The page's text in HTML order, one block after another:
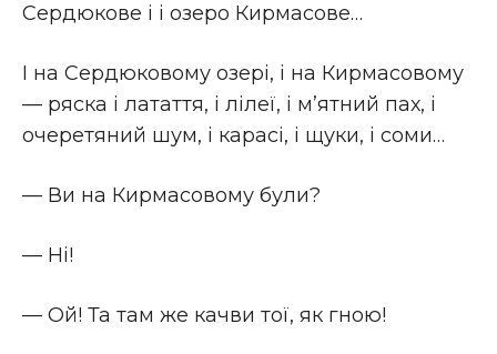
Сердюкове i і озеро Кирмасове…
I на Сердюковому озерi, i на Кирмасовому
— ряска i латаття, i лiлеї, i м’ятний пах, i
очеретяний шум, i карасi, i щуки, i соми…
— Ви на Кирмасовому були?
— Нi!
— Ой! Та там же качви тої, як гною!